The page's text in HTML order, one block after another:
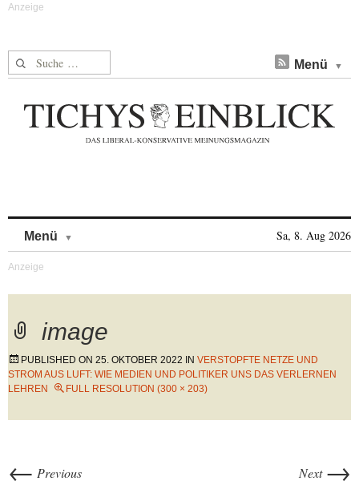
Suche nach: Menü
Menü Sa, 8. Aug 2026
image
PUBLISHED ON 25. OKTOBER 2022 IN VERSTOPFTE NETZE UND
STROM AUS LUFT: WIE MEDIEN UND POLITIKER UNS DAS VERLERNEN
LEHREN
FULL RESOLUTION (300 × 203)
← Previous Next →